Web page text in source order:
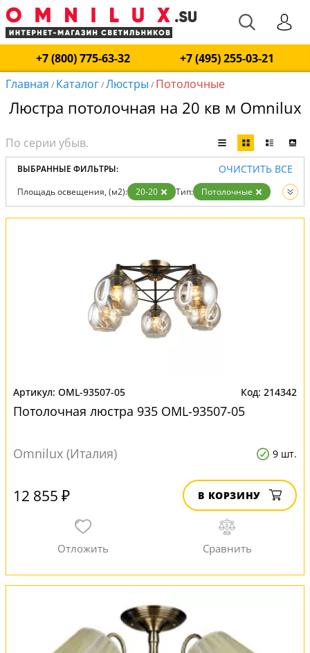
+7 (800) 775-63-32
+7 (495) 255-03-21
Главная / Каталог/Люстры / Потолочные
Люстра потолочная на 20 кв м Omnilux
ВЫБРАННЫЕ ФИЛЬТРЫ: ОЧИСТИТЬ ВСЕ
Площадь освещения, (м2): 20-20 Тип:
Потолочные
Вид:
Люстры
OML-93507-05 214342
Потолочная люстра 935 OML-93507-05
Omnilux (Италия) 9 шт.
12 855 ₽ В КОРЗИНУ